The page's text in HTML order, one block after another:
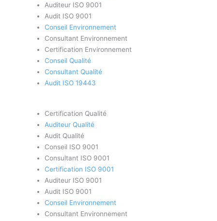
Auditeur ISO 9001
Audit ISO 9001
Conseil Environnement
Consultant Environnement
Certification Environnement
Conseil Qualité
Consultant Qualité
Audit ISO 19443
Certification Qualité
Auditeur Qualité
Audit Qualité
Conseil ISO 9001
Consultant ISO 9001
Certification ISO 9001
Auditeur ISO 9001
Audit ISO 9001
Conseil Environnement
Consultant Environnement